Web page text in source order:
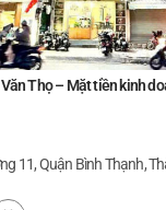
Thọ – Mặt tiền kinh
Phường 11, Quận Bình